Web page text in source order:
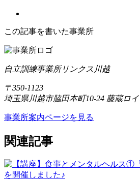
この記事を書いた事業所
自立訓練事業所リンクス川越
〒350-1123
埼玉県川越市脇田本町10-24 藤蔵ロ
事業所案内ページを見る
関連記事